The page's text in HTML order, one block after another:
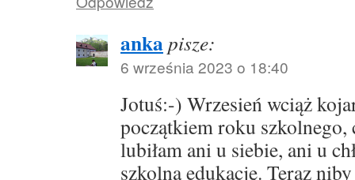
ankapisze:
6 września 2023 o 18:40
Jotuś:-) Wrzesień wciąż
początkiem roku szkolnego,
lubiłam ani u siebie, ani u
szkolną edukację. Teraz